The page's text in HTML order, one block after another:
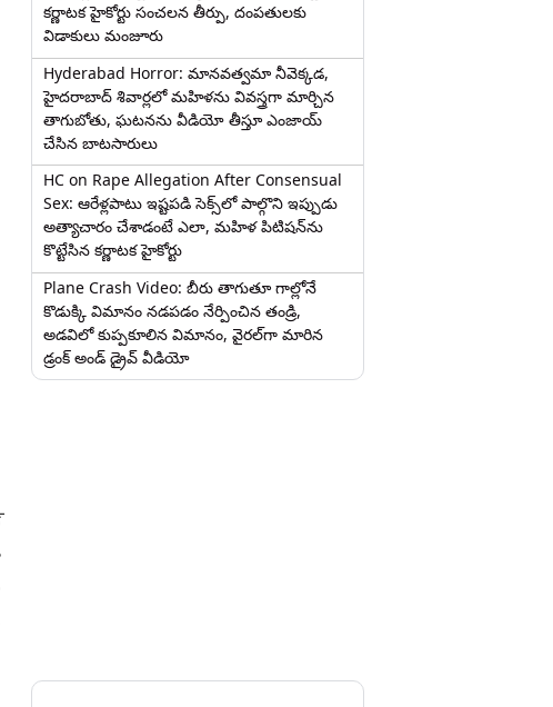
కర్ణాటక హైకోర్టు సంచలన తీర్పు, దంపతులకు
విడాకులు మంజూరు
Hyderabad Horror: మానవత్వమా నీవెక్కడ,
హైదరాబాద్ శివార్లలో మహిళను వివస్త్రగా మార్చిన
తాగుబోతు, ఘటనను వీడియో తీస్తూ ఎంజాయ్
చేసిన బాటసారులు
HC on Rape Allegation After Consensual
Sex: ఆరేళ్లపాటు ఇష్టపడి సెక్స్‌లో పాల్గొని ఇప్పుడు
అత్యాచారం చేశాడంటే ఎలా, మహిళ పిటిషన్‌ను
కొట్టేసిన కర్ణాటక హైకోర్టు
Plane Crash Video: బీరు తాగుతూ గాల్లోనే
కొడుక్కి విమానం నడపడం నేర్పించిన తండ్రి,
అడవిలో కుప్పకూలిన విమానం, వైరల్‌గా మారిన
డ్రంక్‌ అండ్ డ్రైవ్ వీడియో